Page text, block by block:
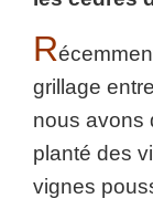
R
grillage
nous avons
planté des
vignes